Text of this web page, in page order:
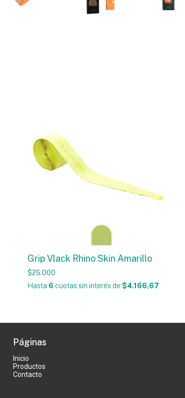
Grip Vlack Rhino Skin Amarillo
$25.000
Hasta 6 cuotas sin interés de $4.166,67
Páginas
Inicio
Productos
Contacto